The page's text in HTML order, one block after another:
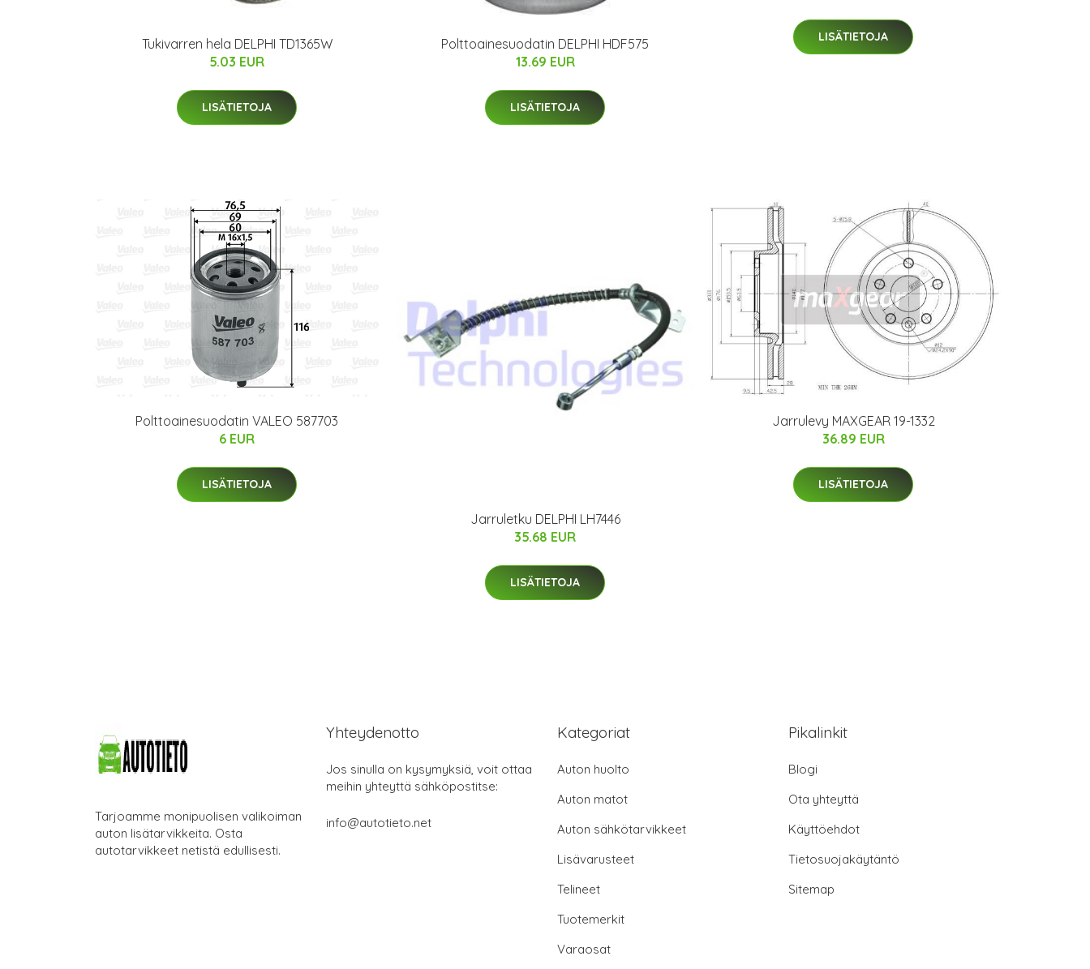
Tukivarren hela DELPHI TD1365W
5.03 EUR
LISÄTIETOJA
Polttoainesuodatin DELPHI HDF575
13.69 EUR
LISÄTIETOJA
LISÄTIETOJA
Polttoainesuodatin VALEO 587703
6 EUR
LISÄTIETOJA
Jarruletku DELPHI LH7446
35.68 EUR
LISÄTIETOJA
Jarrulevy MAXGEAR 19-1332
36.89 EUR
LISÄTIETOJA
Tarjoamme monipuolisen valikoiman
auton lisätarvikkeita. Osta
autotarvikkeet netistä edullisesti.
Yhteydenotto
Jos sinulla on kysymyksiä, voit ottaa
meihin yhteyttä sähköpostitse:
info@autotieto.net
Kategoriat
Auton huolto
Auton matot
Auton sähkötarvikkeet
Lisävarusteet
Telineet
Tuotemerkit
Varaosat
Pikalinkit
Blogi
Ota yhteyttä
Käyttöehdot
Tietosuojakäytäntö
Sitemap